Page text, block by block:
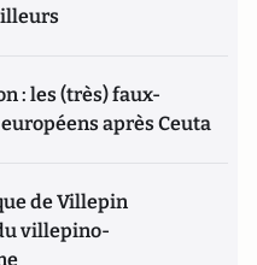
: les (très) faux-
après Ceuta
de Villepin
villepino-